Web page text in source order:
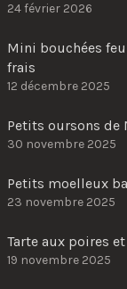
24 février 2026
Mini bouchées
frais
12 décembre 2025
Petits oursons de
30 novembre 2025
Petits moelleux
23 novembre 2025
Tarte aux poires
19 novembre 2025